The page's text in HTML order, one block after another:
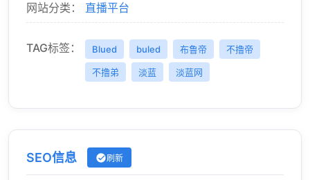
网站分类： 直播平台
TAG标签： Blued buled 布鲁帝 不撸帝
不撸弟 淡蓝 淡蓝网
SEO信息 刷新